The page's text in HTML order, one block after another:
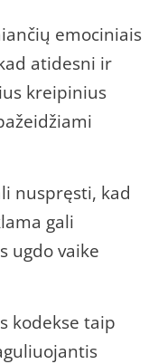
emociniais
atidesni ir
kreipinius
nuspręsti, kad
gali
ugdo vaike
kodekse taip